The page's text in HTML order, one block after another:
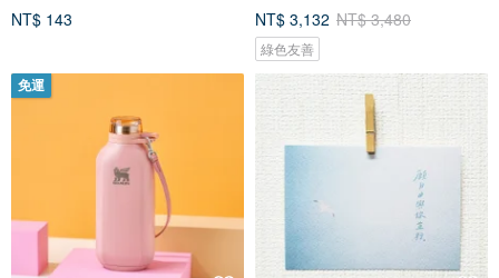
NT$ 143
NT$ 3,132 NT$ 3,480
綠色友善
免運